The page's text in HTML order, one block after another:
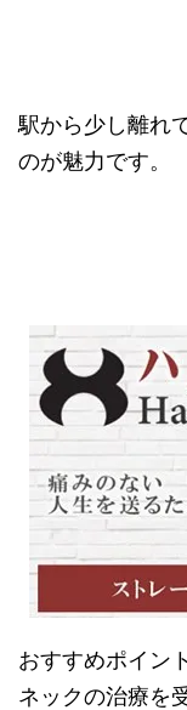
駅から少し離れ
のが魅力です。
おすすめポイン
ネックの治療を